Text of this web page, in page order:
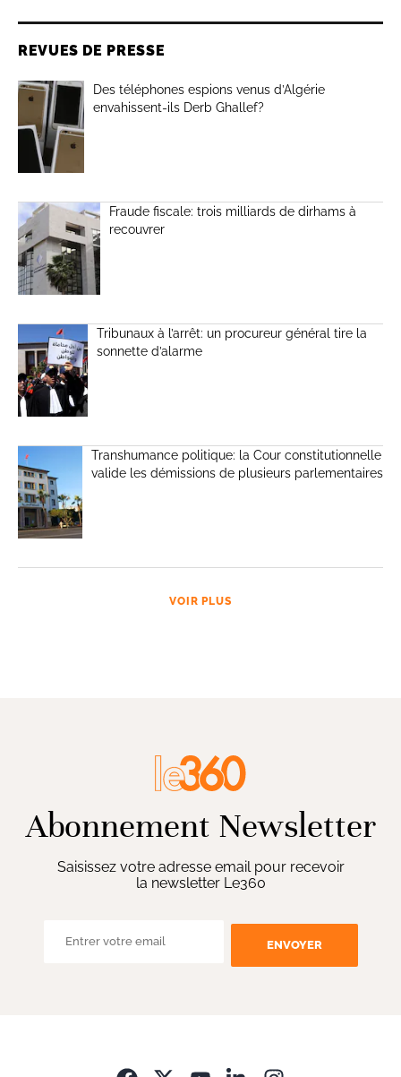
REVUES DE PRESSE
Des téléphones espions venus d’Algérie
envahissent-ils Derb Ghallef?
Fraude fiscale: trois milliards de dirhams à
recouvrer
Tribunaux à l’arrêt: un procureur général tire la
sonnette d’alarme
Transhumance politique: la Cour constitutionnelle
valide les démissions de plusieurs parlementaires
VOIR PLUS
Abonnement Newsletter
Saisissez votre adresse email pour recevoir
la newsletter Le360
ENVOYER